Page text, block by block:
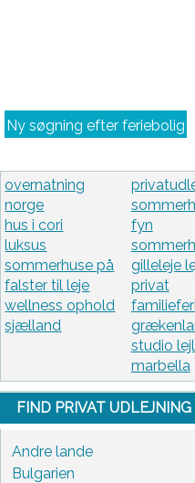
Ny søgning efter feriebolig
overnatning
norge
hus i cori
luksus
sommerhuse på
falster til leje
wellness ophold
sjælland
fyn
gilleleje
privat
studio
marbella
FIND PRIVAT
Andre lande
Bulgarien